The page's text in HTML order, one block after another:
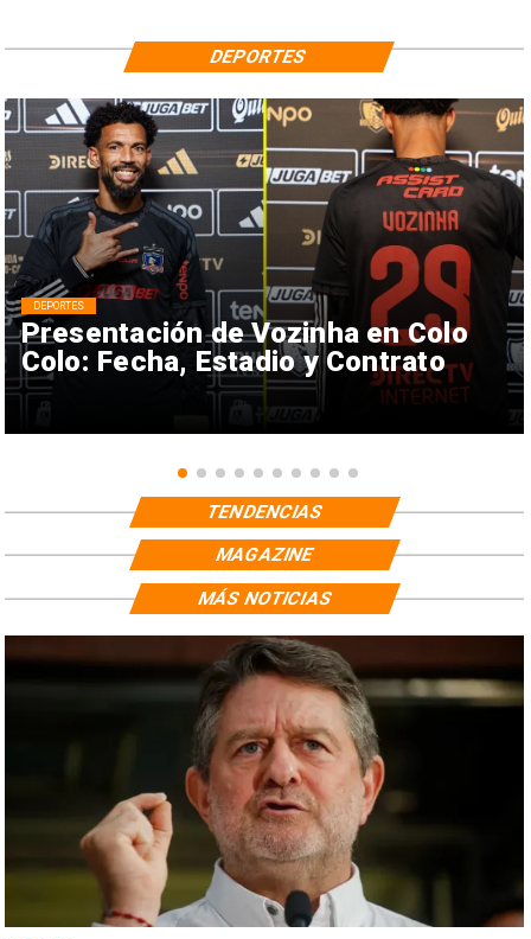
Presentación de Vozinha en Colo
Colo: Fecha, Estadio y Contrato
DEPORTES
DEPORTES
TENDENCIAS
MAGAZINE
MÁS NOTICIAS